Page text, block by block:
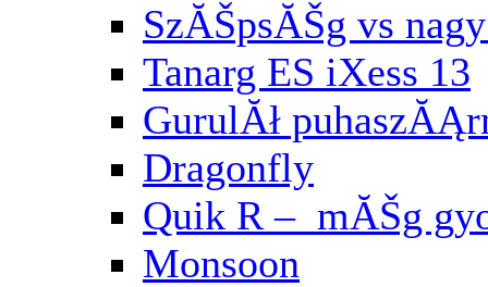
SzĂŠpsĂŠg vs
Tanarg ES iXess 13
GurulĂł
Dragonfly
Quik R – mĂŠg
Monsoon